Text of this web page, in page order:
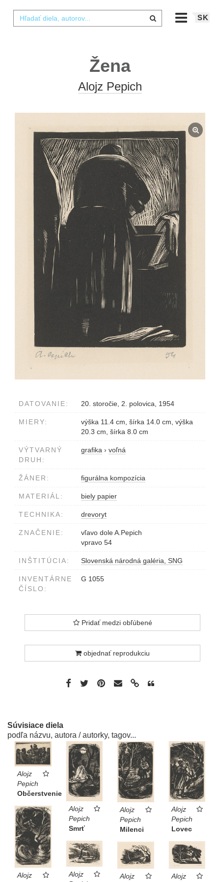
SK
Žena
Alojz Pepich
DATOVANIE: 20. storočie, 2. polovica, 1954
MIERY:
výška 11.4 cm, šírka 14.0 cm, výška
20.3 cm, šírka 8.0 cm
VÝTVARNÝ
DRUH:
grafika › voľná
ŽÁNER: figurálna kompozícia
MATERIÁL: biely papier
TECHNIKA: drevoryt
ZNAČENIE:
vľavo dole A.Pepich
vpravo 54
INŠTITÚCIA: Slovenská národná galéria, SNG
INVENTÁRNE
ČÍSLO:
G 1055
Pridať medzi obľúbené
objednať reprodukciu
Súvisiace diela
podľa názvu, autora / autorky, tagov...
Alojz
Pepich
Občerstvenie
Alojz
Pepich
Smrť
Alojz
Pepich
Milenci
Alojz
Pepich
Lovec
Alojz
Alojz
Alojz
Alojz